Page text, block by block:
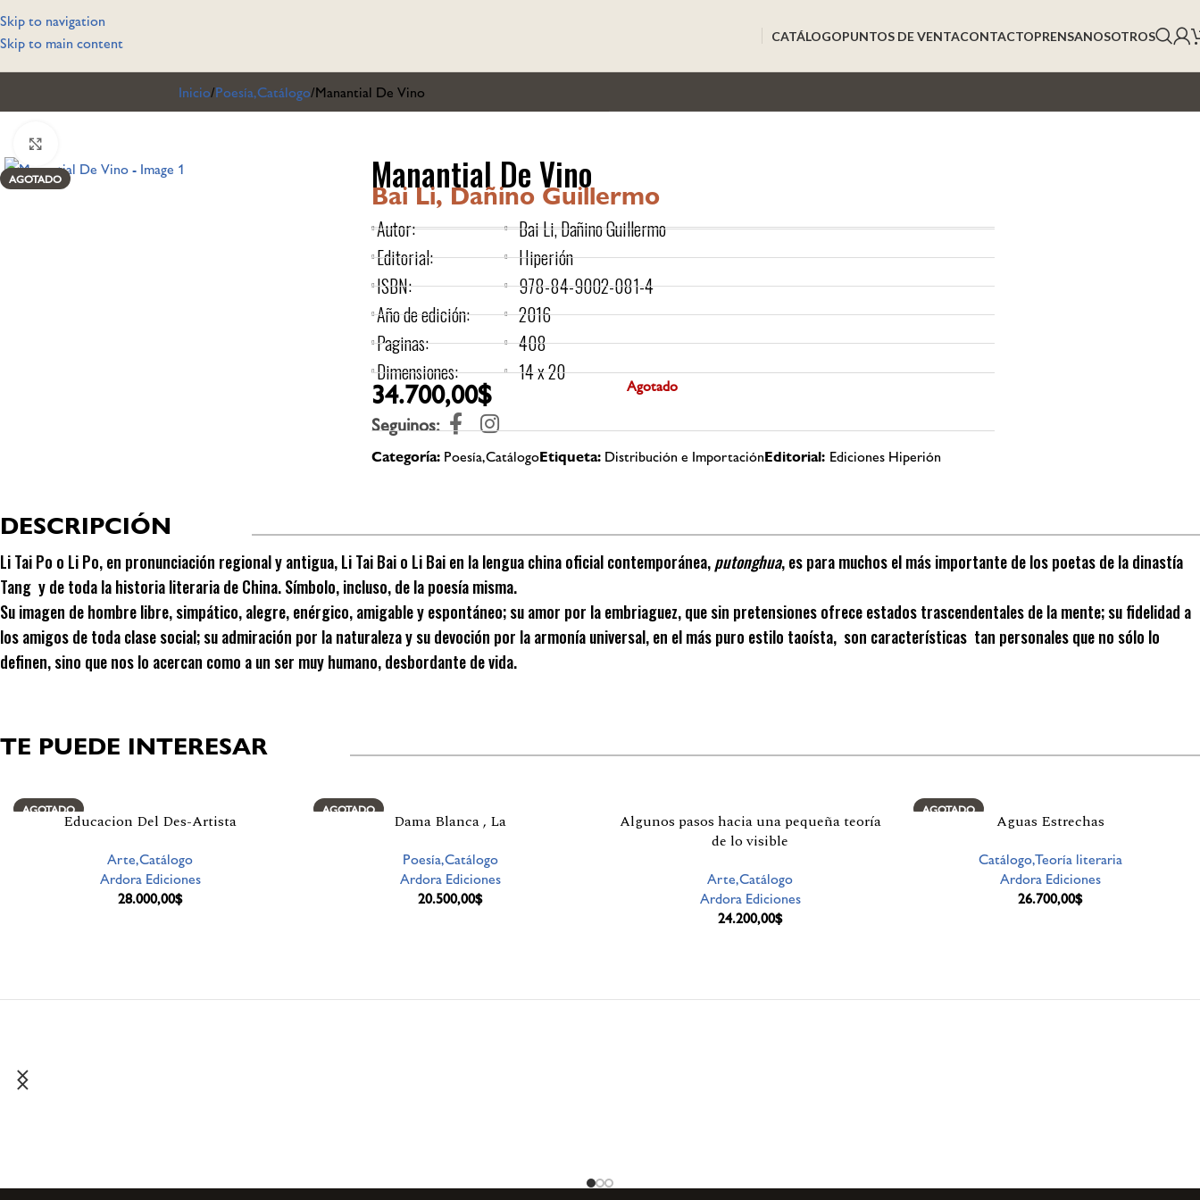
Skip to navigation
Skip to main content
CATÁLOGOPUNTOS DE VENTACONTACTOPRENSANOSOTROS
Inicio Poesía,Catálogo Manantial De Vino
AGOTADO Manantial De Vino
Bai Li, Dañino Guillermo
Autor:
Editorial:
ISBN:
Año de edición:
Paginas:
Dimensiones:
Bai Li, Dañino Guillermo
Hiperión
978-84-9002-081-4
2016
408
14 x 20
34.700,00$ Agotado
Seguinos:
Categoría: Poesía,CatálogoEtiqueta: Distribución e ImportaciónEditorial: Ediciones Hiperión
DESCRIPCIÓN
Li Tai Po o Li Po, en pronunciación regional y antigua, Li Tai Bai o Li Bai en la lengua china oficial contemporánea,putonghua, es para muchos el más importante de los poetas de la dinastía
Tang y de toda la historia literaria de China. Símbolo, incluso, de la poesía misma.
Su imagen de hombre libre, simpático, alegre, enérgico, amigable y espontáneo; su amor por la embriaguez, que sin pretensiones ofrece estados trascendentales de la mente; su fidelidad a
los amigos de toda clase social; su admiración por la naturaleza y su devoción por la armonía universal, en el más puro estilo taoísta, son características tan personales que no sólo lo
definen, sino que nos lo acercan como a un ser muy humano, desbordante de vida.
TE PUEDE INTERESAR
Productos relacionados
AGOTADO
Educacion Del Des-Artista
Arte,Catálogo
Ardora Ediciones
28.000,00$
AGOTADO
Dama Blanca , La
Poesía,Catálogo
Ardora Ediciones
20.500,00$
Algunos pasos hacia una pequeña teoría
de lo visible
Arte,Catálogo
Ardora Ediciones
24.200,00$
AGOTADO
Aguas Estrechas
Catálogo,Teoría literaria
Ardora Ediciones
26.700,00$